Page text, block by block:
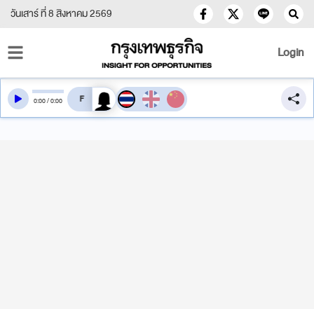
วันเสาร์ ที่ 8 สิงหาคม 2569
Login
0:00/0:00 สลับเสียงอ่าน